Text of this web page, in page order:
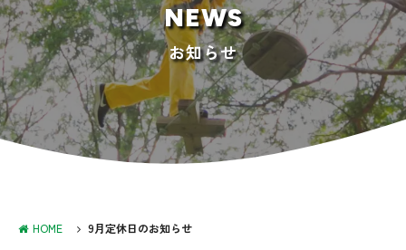
NEWS
お知らせ
HOME 9月定休日のお知らせ